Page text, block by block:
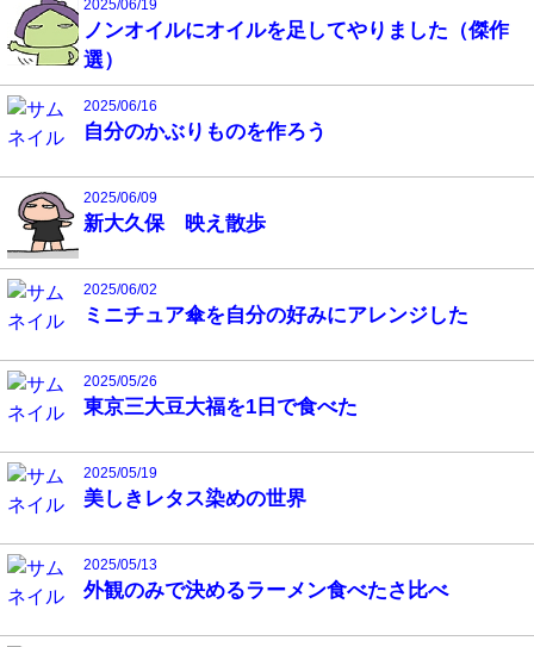
2025/06/19
ノンオイルにオイルを足してやりました（傑作
選）
2025/06/16
自分のかぶりものを作ろう
2025/06/09
新大久保 映え散歩
2025/06/02
ミニチュア傘を自分の好みにアレンジした
2025/05/26
東京三大豆大福を1日で食べた
2025/05/19
美しきレタス染めの世界
2025/05/13
外観のみで決めるラーメン食べたさ比べ